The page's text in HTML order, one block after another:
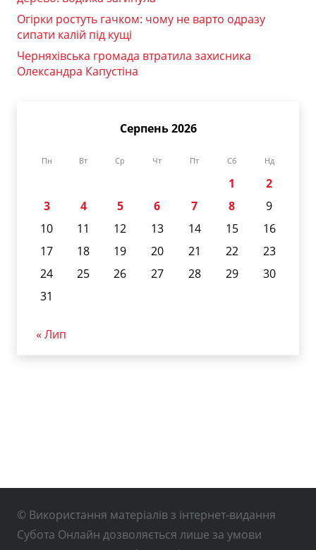
Огірки ростуть гачком: чому не варто одразу
сипати калій під кущі
Черняхівська громада втратила захисника
Олександра Капустіна
Серпень 2026
Пн Вт Ср Чт Пт Сб Нд
1
2
3
4 5 6 7 8
9
10
11 12 13 14 15
16
17
18 19 20 21 22
23
24
25 26 27 28 29
30
31
« Лип
© Використання матеріалів з інтернет-видання
Субота Онлайн дозволяється лише за умови